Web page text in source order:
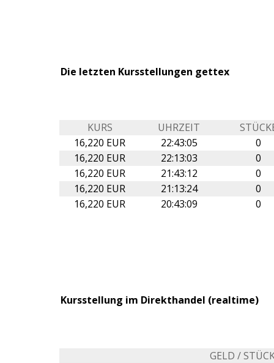
Die letzten Kursstellungen gettex
KURS UHRZEIT
16,220 EUR
22:43:05
0
16,220 EUR
22:13:03
0
16,220 EUR
21:43:12
0
16,220 EUR
21:13:24
0
16,220 EUR
20:43:09 0
Kursstellung im Direkthandel (realtime)
GELD /